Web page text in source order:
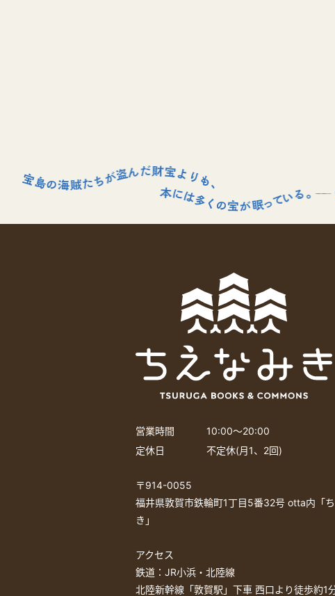
営業時間
10:00〜20:00
定休日
不定休(月1、2回)
〒914-0055
福井県敦賀市鉄輪町1丁目5番32号 otta内「
き」
アクセス
鉄道：JR小浜・北陸線
北陸新幹線「敦賀駅」下車 西口より徒歩約1